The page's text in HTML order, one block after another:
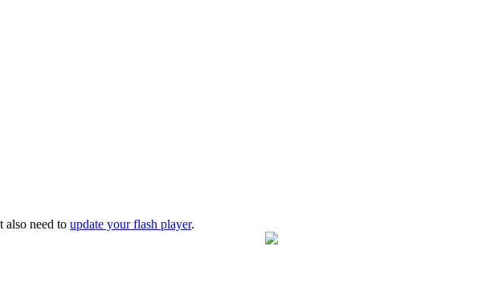
also need toupdate your flash player.